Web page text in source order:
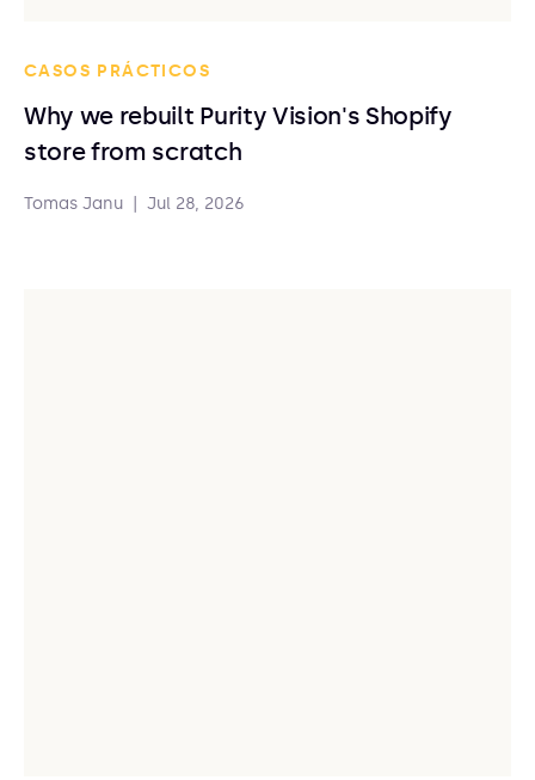
CASOS PRÁCTICOS
Why we rebuilt Purity Vision's Shopify
store from scratch
Tomas Janu Jul 28, 2026